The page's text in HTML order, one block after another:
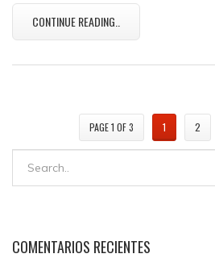
CONTINUE READING..
PAGE 1 OF 3 1 2
COMENTARIOS RECIENTES